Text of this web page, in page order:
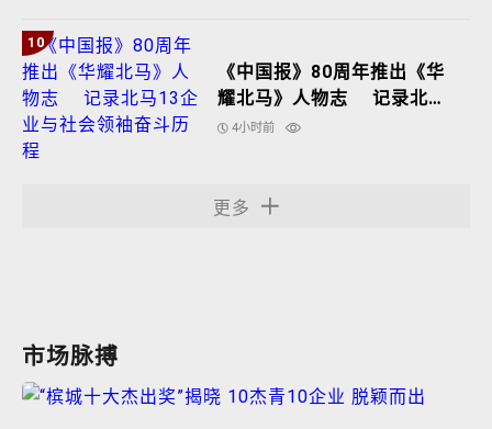
10
《中国报》80周年推出《华
耀北马》人物志 记录北马
13企业与社会领袖奋斗历程
4小时前
更多
市场脉搏